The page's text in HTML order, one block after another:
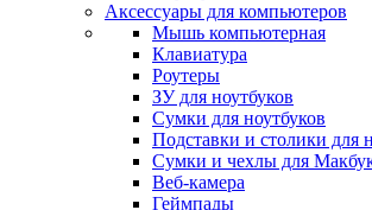
Аксессуары для компьютеров
Мышь компьютерная
Клавиатура
Роутеры
ЗУ для ноутбуков
Сумки для ноутбуков
Подставки и столики для
Сумки и чехлы для
Веб-камера
Геймпады